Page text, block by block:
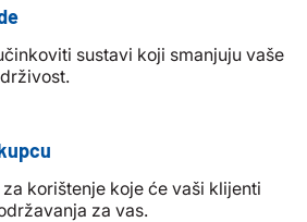
sustavi koji smanjuju vaše
korištenje koje će vaši klijenti
za vas.